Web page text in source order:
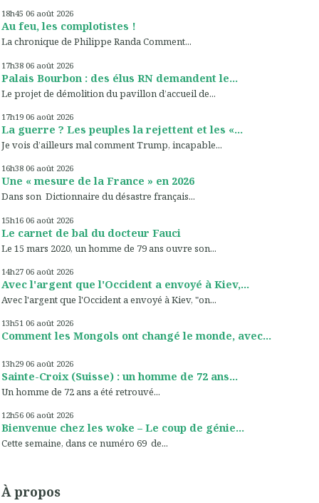
18h45 06 août 2026
Au feu, les complotistes !
La chronique de Philippe Randa Comment...
17h38 06 août 2026
Palais Bourbon : des élus RN demandent le...
Le projet de démolition du pavillon d’accueil de...
17h19 06 août 2026
La guerre ? Les peuples la rejettent et les «...
Je vois d’ailleurs mal comment Trump, incapable...
16h38 06 août 2026
Une « mesure de la France » en 2026
Dans son Dictionnaire du désastre français...
15h16 06 août 2026
Le carnet de bal du docteur Fauci
Le 15 mars 2020, un homme de 79 ans ouvre son...
14h27 06 août 2026
Avec l'argent que l'Occident a envoyé à Kiev,...
Avec l'argent que l'Occident a envoyé à Kiev, "on...
13h51 06 août 2026
Comment les Mongols ont changé le monde, avec...
13h29 06 août 2026
Sainte-Croix (Suisse) : un homme de 72 ans...
Un homme de 72 ans a été retrouvé...
12h56 06 août 2026
Bienvenue chez les woke – Le coup de génie...
Cette semaine, dans ce numéro 69 de...
À propos